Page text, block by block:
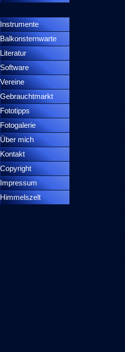
Instrumente
Balkonsternwarte
Literatur
Software
Vereine
Gebrauchtmarkt
Fototipps
Fotogalerie
Über mich
Kontakt
Copyright
Impressum
Himmelszelt